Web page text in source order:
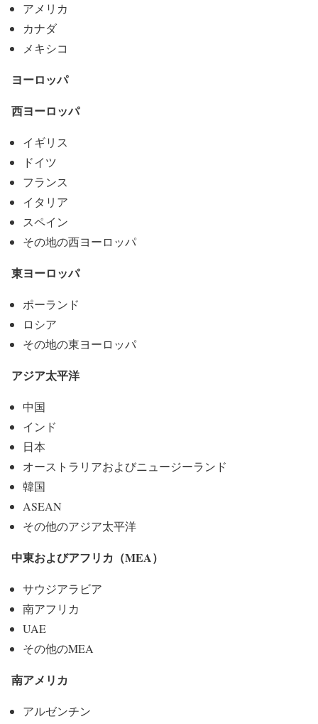
アメリカ
カナダ
メキシコ
ヨーロッパ
西ヨーロッパ
イギリス
ドイツ
フランス
イタリア
スペイン
その地の西ヨーロッパ
東ヨーロッパ
ポーランド
ロシア
その地の東ヨーロッパ
アジア太平洋
中国
インド
日本
オーストラリアおよびニュージーランド
韓国
ASEAN
その他のアジア太平洋
中東およびアフリカ（MEA）
サウジアラビア
南アフリカ
UAE
その他のMEA
南アメリカ
アルゼンチン